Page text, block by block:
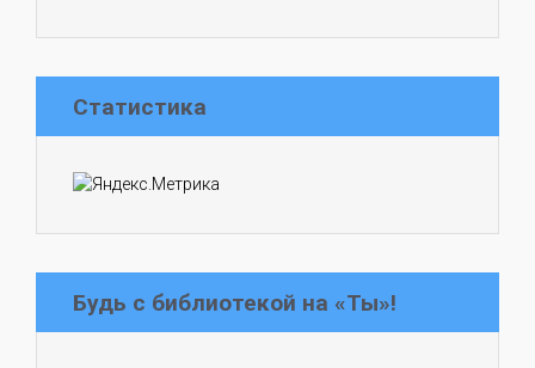
Статистика
Будь с библиотекой на «Ты»!